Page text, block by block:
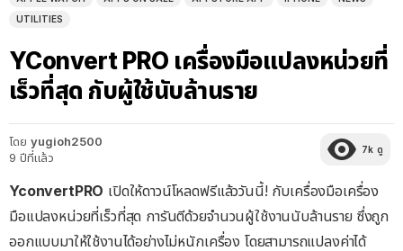
UTILITIES
YConvert PRO เครื่องมือแปลงหน่วยที่
เร็วที่สุด กับผู้ใช้นับล้านราย
โดย yugioh2500
9 ปีที่แล้ว
7k ดู
YconvertPRO เปิดให้ดาวน์โหลดฟรีแล้ววันนี้! กับเครื่องมือเครื่อง
มือแปลงหน่วยที่เร็วที่สุด การันตีด้วยจำนวนผู้ใช้งานนับล้านราย ซึ่งถูก
ออกแบบมาให้ใช้งานได้อย่างไม่หนักเครื่อง โดยสามารถแปลงค่าได้